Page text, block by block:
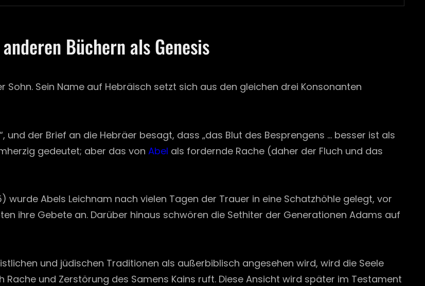
Büchern als Genesis
Sohn. Sein Name auf Hebräisch setzt sich aus den gleichen drei Konsonanten
und der Brief an die Hebräer besagt, dass „das Blut des Besprengens … besser ist als
gedeutet; aber das von Abel als fordernde Rache (daher der Fluch und das
wurde Abels Leichnam nach vielen Tagen der Trauer in eine Schatzhöhle gelegt, vor
ihre Gebete an. Darüber hinaus schwören die Sethiter der Generationen Adams auf
und jüdischen Traditionen als außerbiblisch angesehen wird, wird die Seele
und Zerstörung des Samens Kains ruft. Diese Ansicht wird später im Testament